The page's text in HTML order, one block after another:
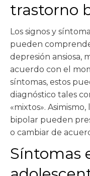
trastorno
Los signos y
pueden
depresión ansiosa,
acuerdo con el
síntomas, estos
diagnóstico tales
«mixtos».
bipolar pueden
o cambiar de
Síntomas